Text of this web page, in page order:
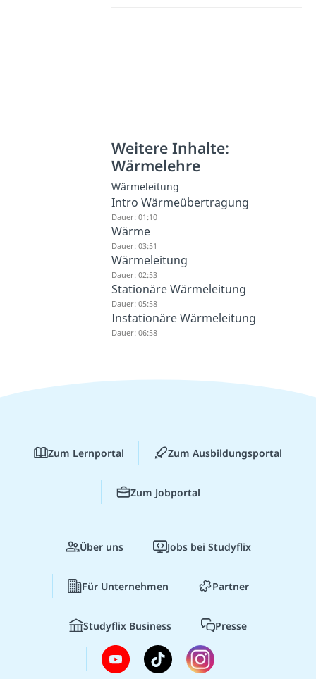
Weitere Inhalte:
Wärmelehre
Wärmeleitung
Intro Wärmeübertragung
Dauer: 01:10
Wärme
Dauer: 03:51
Wärmeleitung
Dauer: 02:53
Stationäre Wärmeleitung
Dauer: 05:58
Instationäre Wärmeleitung
Dauer: 06:58
Zum Lernportal Zum Ausbildungsportal
Zum Jobportal
Über uns Jobs bei Studyflix
Für Unternehmen Partner
Studyflix Business Presse